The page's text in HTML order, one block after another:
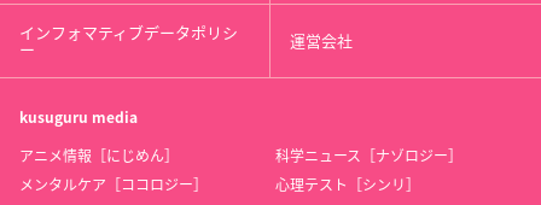
インフォマティブデータポリシ
ー 運営会社
kusuguru media
アニメ情報［にじめん］
科学ニュース［ナゾロジー］
メンタルケア［ココロジー］
心理テスト［シンリ］